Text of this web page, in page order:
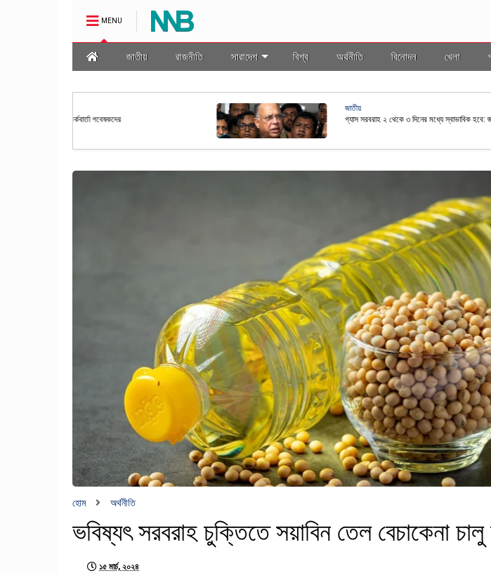
MENU
জাতীয় রাজনীতি সারাদেশ বিশ্ব অর্থনীতি বিনোদন খেলা
জাতীয়
গ্যাস সরবরাহ ২ থেকে ৩ দিনের মধ্যে স্বাভাবিক হবে: জ্বালানি মন্ত্রী
হোম অর্থনীতি
ভবিষ্যৎ সরবরাহ চুক্তিতে সয়াবিন তেল বেচাকেনা
১৫ মার্চ, ২০২৪